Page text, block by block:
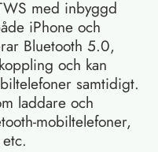
med inbyggd
iPhone och
Bluetooth 5.0,
och kan
samtidigt.
laddare och
mobiltelefoner,